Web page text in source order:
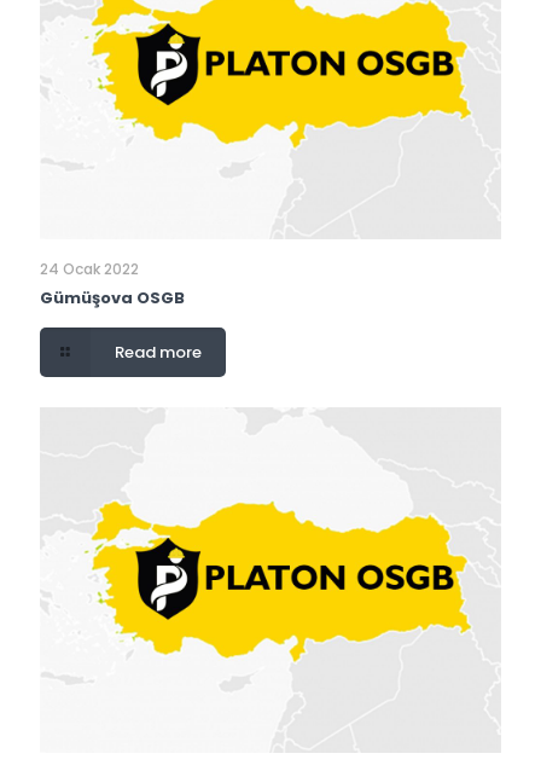
24 Ocak 2022
Gümüşova OSGB
Read more